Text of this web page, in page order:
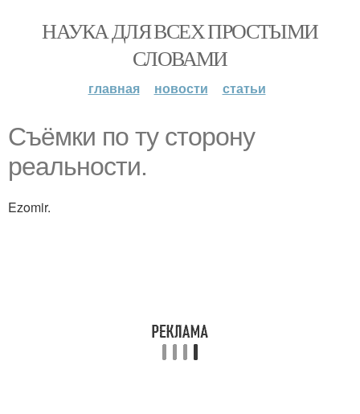
НАУКА ДЛЯ ВСЕХ ПРОСТЫМИ
СЛОВАМИ
главная новости статьи
Съёмки по ту сторону
реальности.
Ezomir.